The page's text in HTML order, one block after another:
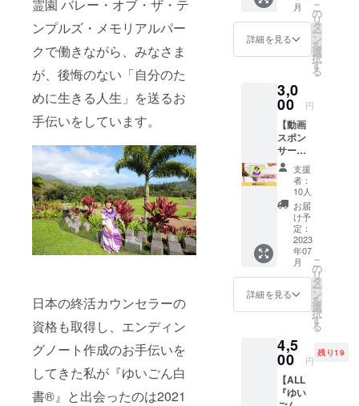
霊園 バレー・オブ・ザ・テ
ンプルズ・メモリアルパー
クで働きながら、みなさま
が、後悔のない「自分のた
めに生きる人生」を送るお
手伝いをしています。
日本の終活カウンセラーの
資格も取得し、エンディン
グノート作成のお手伝いを
してきた私が『ゆいごん白
書®』と出会ったのは2021
®』等、計10
種類の『ゆ
いごん白書
制作。計28
紙の新聞等
で紹介され
これまで
『ゆいごん
白書®』作成
講座受講者
は延べ2000
名以上、認
定講師は現
から熊本ま
2022年10月
には海外初
となる認定
気持ち
の上乗
せ、大
してい
るポッ
ドキャ
スト番
組『終
セン
シャ
ル』の
スポン
サーに
なれる
権利で
す。 番
組の前
後に、
支援者
として
あなた
のお名
前をお
呼びし
ます！
んにPR
できま
す。
https://
podcas
月
詳細を見る
こ
の
リ
タ
ー
ン
を
選
択
す
る
3,0
00 円
【動画
スポン
サー】
花水え
みの
YouTub
eチャン
ネル
「終活
エッセ
ンシャ
ル」の
動画ス
ポン
サーに
なれる
す。 エ
ンド
ロール
に支援
者とし
支援
者：
10人
お届
け予
定：
2023
年07
月
詳細を見る
こ
の
リ
タ
ー
ン
を
選
択
す
る
4,5
00 円
残り19
【ALL
『ゆい